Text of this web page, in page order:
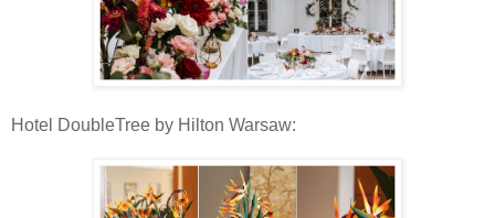
Hotel DoubleTree by Hilton Warsaw: